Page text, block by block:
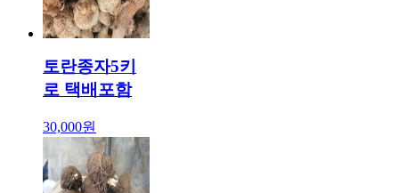
토란종자5키
로 택배포함
30,000원